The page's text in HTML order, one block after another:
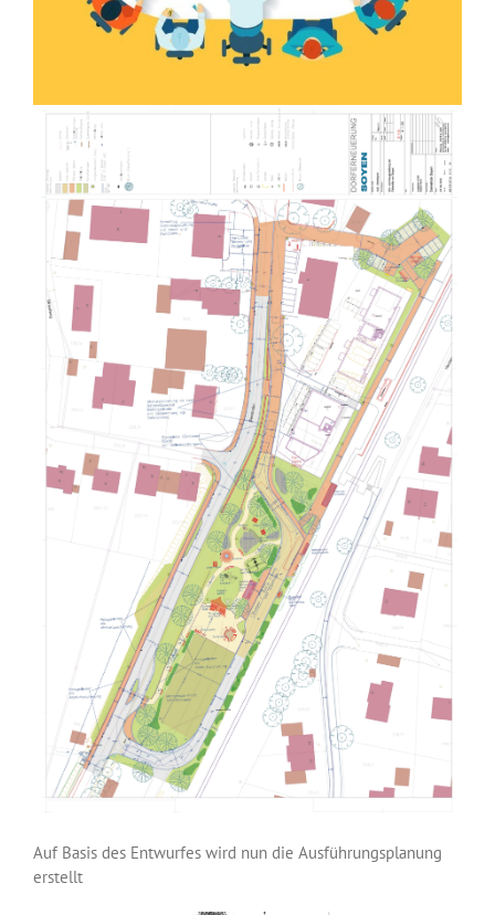
Auf Basis des Entwurfes wird nun die Ausführungsplanung
erstellt